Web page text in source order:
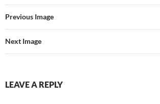
Previous Image
Next Image
LEAVE A REPLY